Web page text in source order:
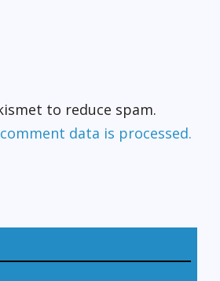
to reduce spam.
data is processed.